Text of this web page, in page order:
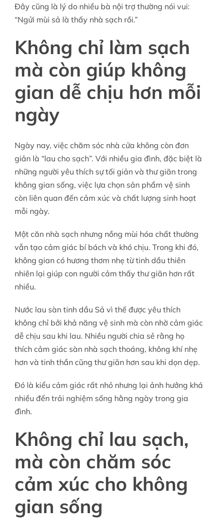
Đây cũng là lý do nhiều bà nội trợ thường nói vui:
“Ngửi mùi sả là thấy nhà sạch rồi.”
Không chỉ làm sạch
mà còn giúp không
gian dễ chịu hơn mỗi
ngày
Ngày nay, việc chăm sóc nhà cửa không còn đơn
giản là “lau cho sạch”. Với nhiều gia đình, đặc biệt là
những người yêu thích sự tối giản và thư giãn trong
không gian sống, việc lựa chọn sản phẩm vệ sinh
còn liên quan đến cảm xúc và chất lượng sinh hoạt
mỗi ngày.
Một căn nhà sạch nhưng nồng mùi hóa chất thường
vẫn tạo cảm giác bí bách và khó chịu. Trong khi đó,
không gian có hương thơm nhẹ từ tinh dầu thiên
nhiên lại giúp con người cảm thấy thư giãn hơn rất
nhiều.
Nước lau sàn tinh dầu Sả vì thế được yêu thích
không chỉ bởi khả năng vệ sinh mà còn nhờ cảm giác
dễ chịu sau khi lau. Nhiều người chia sẻ rằng họ
thích cảm giác sàn nhà sạch thoáng, không khí nhẹ
hơn và tinh thần cũng thư giãn hơn sau khi dọn dẹp.
Đó là kiểu cảm giác rất nhỏ nhưng lại ảnh hưởng khá
nhiều đến trải nghiệm sống hằng ngày trong gia
đình.
Không chỉ lau sạch,
mà còn chăm sóc
cảm xúc cho không
gian sống